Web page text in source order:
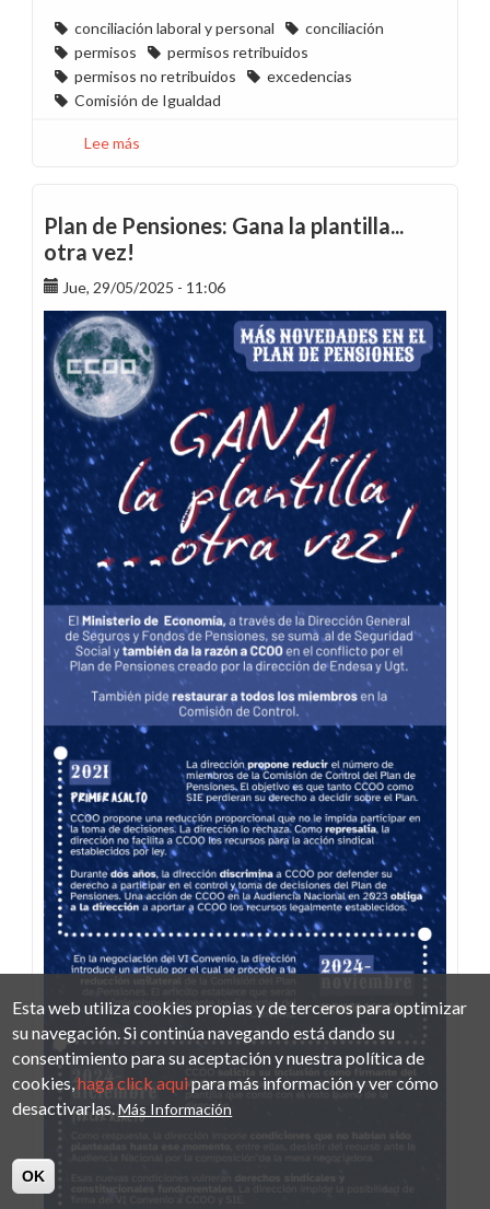
conciliación laboral y personal
conciliación
permisos
permisos retribuidos
permisos no retribuidos
excedencias
Comisión de Igualdad
Lee más
Guía
de
de
CCOO
Endesa
Plan de Pensiones: Gana la plantilla...
otra vez!
Jue, 29/05/2025 - 11:06
Esta web utiliza cookies propias y de terceros para optimizar
su navegación. Si continúa navegando está dando su
consentimiento para su aceptación y nuestra política de
cookies,haga click aquipara más información y ver cómo
desactivarlas.Más Información
OK